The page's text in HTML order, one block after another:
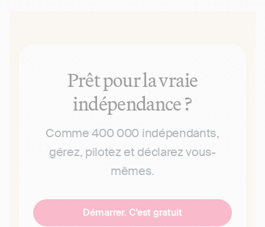
Prêt pour la vraie
indépendance ?
Comme 400 000 indépendants,
gérez, pilotez et déclarez vous-
mêmes.
Démarrer. C'est gratuit